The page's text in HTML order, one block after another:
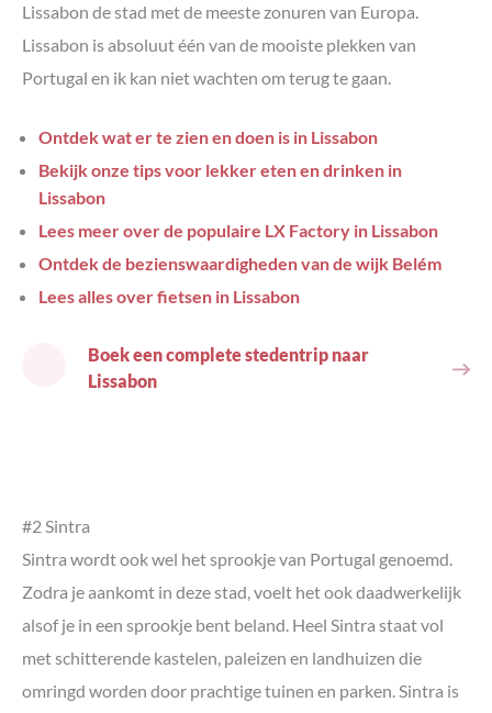
Lissabon de stad met de meeste zonuren van Europa.
Lissabon is absoluut één van de mooiste plekken van
Portugal en ik kan niet wachten om terug te gaan.
Ontdek wat er te zien en doen is in Lissabon
Bekijk onze tips voor lekker eten en drinken in
Lissabon
Lees meer over de populaire LX Factory in Lissabon
Ontdek de bezienswaardigheden van de wijk Belém
Lees alles over fietsen in Lissabon
Boek een complete stedentrip naar
Lissabon
#2 Sintra
Sintra wordt ook wel het sprookje van Portugal genoemd.
Zodra je aankomt in deze stad, voelt het ook daadwerkelijk
alsof je in een sprookje bent beland. Heel Sintra staat vol
met schitterende kastelen, paleizen en landhuizen die
omringd worden door prachtige tuinen en parken. Sintra is